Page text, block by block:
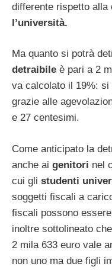
differente rispetto
l’università.
Ma quanto si potrà
detraibile è pari a 2
va calcolato il 19%:
grazie alle
e 27 centesimi.
Come anticipato la
anche ai genitori nel
cui gli studenti
soggetti fiscali a
fiscali possono
inoltre sottolineato
2 mila 633 euro vale
non uno ma due figli